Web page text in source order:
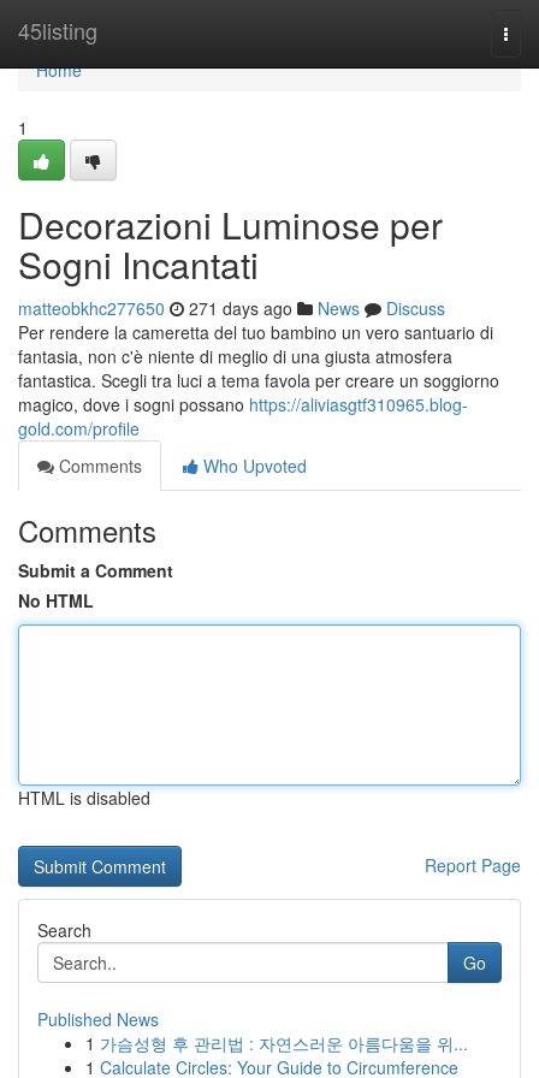
45listing
Home
Home
1
Decorazioni Luminose per
Sogni Incantati
matteobkhc277650 271 days ago News
Discuss
Per rendere la cameretta del tuo bambino un vero santuario di
fantasia, non c'è niente di meglio di una giusta atmosfera
fantastica. Scegli tra luci a tema favola per creare un soggiorno
magico, dove i sogni possano https://aliviasgtf310965.blog-
gold.com/profile
Comments
Who Upvoted
Comments
Submit a Comment
No HTML
HTML is disabled
Report Page
Search
Go
Published News
1 가슴성형 후 관리법 : 자연스러운 아름다움을 위...
1 Calculate Circles: Your Guide to Circumference